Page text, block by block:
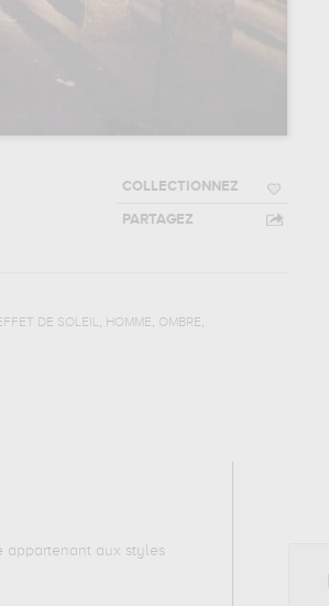
COLLECTIONNEZ
PARTAGEZ
DE SOLEIL, HOMME, OMBRE,
appartenant aux styles